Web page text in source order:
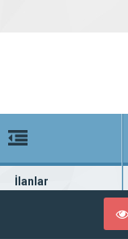
İlanlar
Güncel seri ilanlar